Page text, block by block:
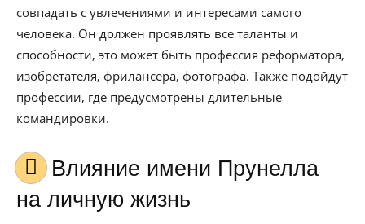
совпадать с увлечениями и интересами самого
человека. Он должен проявлять все таланты и
способности, это может быть профессия реформатора,
изобретателя, фрилансера, фотографа. Также подойдут
профессии, где предусмотрены длительные
командировки.
Влияние имени Прунелла
на личную жизнь